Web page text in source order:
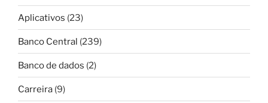
Aplicativos (23)
Banco Central (239)
Banco de dados (2)
Carreira (9)